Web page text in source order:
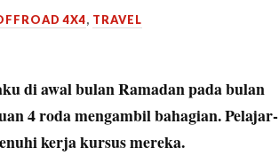
4X4, TRAVEL
di awal bulan Ramadan pada bulan
4 roda mengambil bahagian. Pelajar-
kerja kursus mereka.